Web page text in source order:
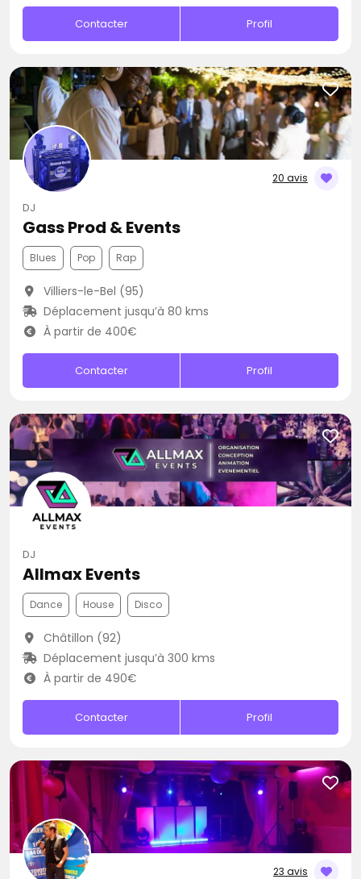
Contacter Profil
20 avis
DJ
Gass Prod & Events
Blues Pop Rap
Villiers-le-Bel (95)
Déplacement jusqu’à 80 kms
À partir de 400€
Contacter Profil
DJ
Allmax Events
Dance House Disco
Châtillon (92)
Déplacement jusqu’à 300 kms
À partir de 490€
Contacter Profil
23 avis